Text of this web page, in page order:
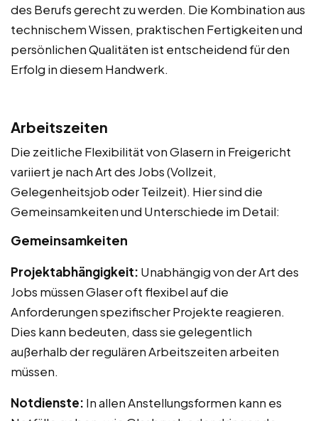
des Berufs gerecht zu werden. Die Kombination aus
technischem Wissen, praktischen Fertigkeiten und
persönlichen Qualitäten ist entscheidend für den
Erfolg in diesem Handwerk.
Arbeitszeiten
Die zeitliche Flexibilität von Glasern in Freigericht
variiert je nach Art des Jobs (Vollzeit,
Gelegenheitsjob oder Teilzeit). Hier sind die
Gemeinsamkeiten und Unterschiede im Detail:
Gemeinsamkeiten
Projektabhängigkeit: Unabhängig von der Art des
Jobs müssen Glaser oft flexibel auf die
Anforderungen spezifischer Projekte reagieren.
Dies kann bedeuten, dass sie gelegentlich
außerhalb der regulären Arbeitszeiten arbeiten
müssen.
Notdienste: In allen Anstellungsformen kann es